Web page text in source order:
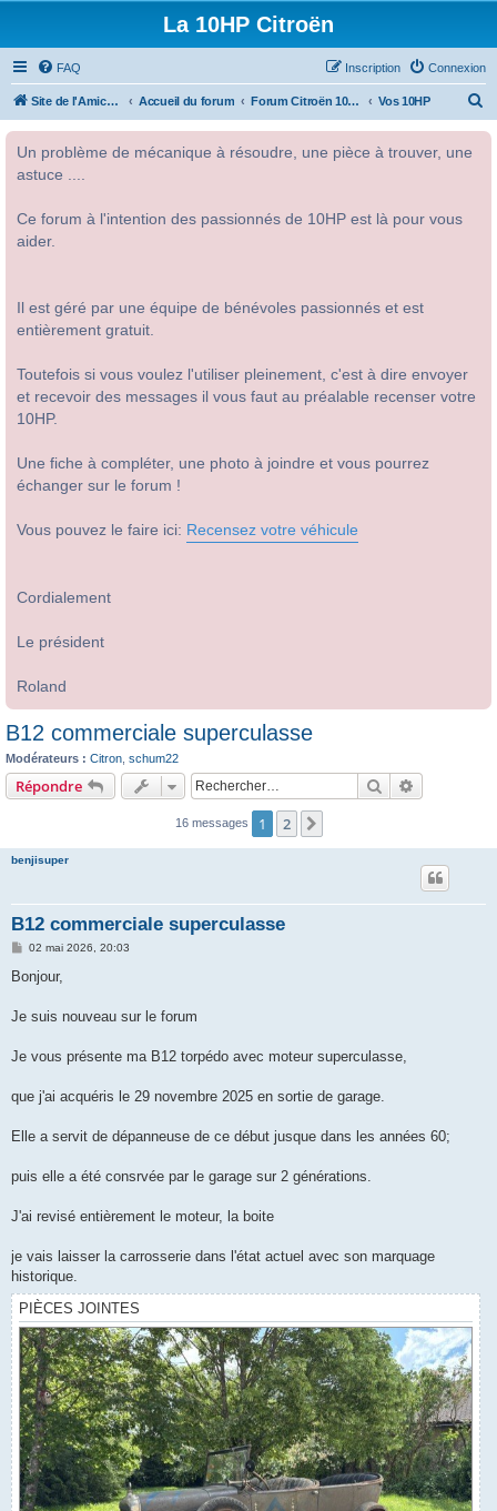
La 10HP Citroën
FAQ Connexion
Inscription
Site de l'Amicale Citroën 10HP Accueil du forum Forum Citroën 10HP Vos 10HP
Un problème de mécanique à résoudre, une pièce à trouver, une
astuce ....
Ce forum à l'intention des passionnés de 10HP est là pour vous
aider.
Il est géré par une équipe de bénévoles passionnés et est
entièrement gratuit.
Toutefois si vous voulez l'utiliser pleinement, c'est à dire envoyer
et recevoir des messages il vous faut au préalable recenser votre
10HP.
Une fiche à compléter, une photo à joindre et vous pourrez
échanger sur le forum !
Vous pouvez le faire ici: Recensez votre véhicule
Cordialement
Le président
Roland
B12 commerciale superculasse
Modérateurs : Citron schum22
Répondre Rechercher
16 messages 1 2
benjisuper
B12 commerciale superculasse
M
s
g
02 mai 2026, 20:03
Bonjour,
Je suis nouveau sur le forum
Je vous présente ma B12 torpédo avec moteur superculasse,
que j'ai acquéris le 29 novembre 2025 en sortie de garage.
Elle a servit de dépanneuse de ce début jusque dans les années 60;
puis elle a été consrvée par le garage sur 2 générations.
J'ai revisé entièrement le moteur, la boite
je vais laisser la carrosserie dans l'état actuel avec son marquage
historique.
PIÈCES JOINTES